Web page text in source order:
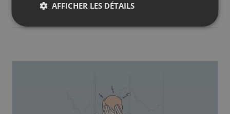
AFFICHER LES DÉTAILS